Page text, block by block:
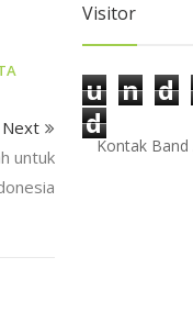
Next
untuk
Visitor
u n d
d
Kontak